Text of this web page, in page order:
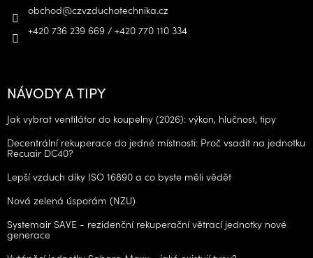
obchod@czvzduchotechnika.cz
+420 736 239 669 / +420 770 110 334
NÁVODY A TIPY
Jak vybrat ventilátor do koupelny (2026): výkon, hlučnost, tipy
Decentrální rekuperace do jedné místnosti: Proč vsadit na jednotku
Recuair DC40?
Lepší vzduch díky ISO 16890 a co byste měli vědět
Nová zelená úsporám (NZU)
Systemair SAVE - rezidenční rekuperační větrací jednotky nové
generace